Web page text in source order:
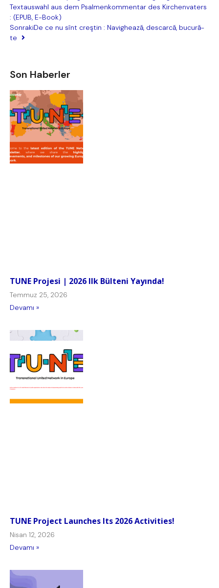
Textauswahl aus dem Psalmenkommentar des Kirchenvaters
: (EPUB, E-Book)
SonrakiDe ce nu sînt creştin : Navighează, descarcă, bucură-
te
Son Haberler
TUNE Projesi | 2026 Ilk Bülteni Yayında!
Temmuz 25, 2026
Devamı »
TUNE Project Launches Its 2026 Activities!
Nisan 12, 2026
Devamı »